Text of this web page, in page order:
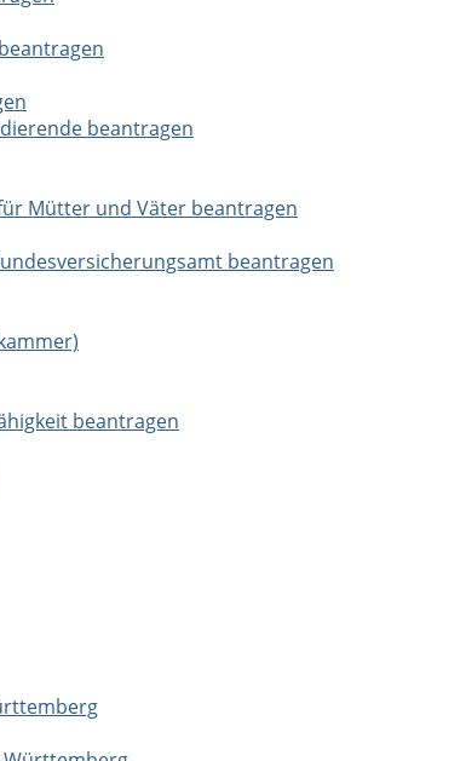
beantragen
Mütter und Väter beantragen
beantragen
beantragen